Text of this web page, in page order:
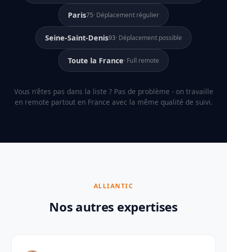
Paris75· Déplacement régulier
Seine-Saint-Denis93· Déplacement possible
Toute la France· Full remote
Vous n'êtes pas dans la liste ? Pas de problème - on travaille
en remote partout en France avec la même qualité de suivi.
ALLIANTIC
Nos autres expertises